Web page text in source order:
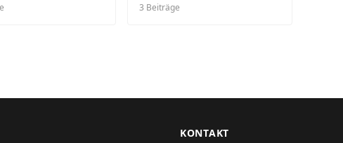
3 Beiträge
KONTAKT